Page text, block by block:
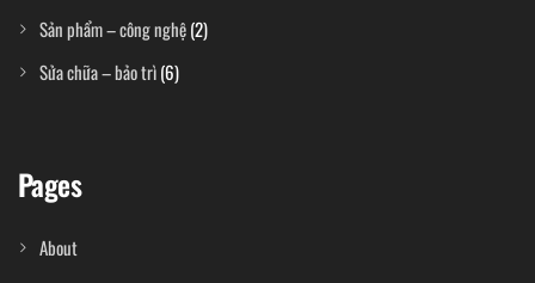
Sản phẩm – công nghệ(2)
Sửa chữa – bảo trì(6)
Pages
About